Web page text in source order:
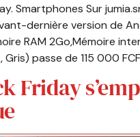
Smartphones Sur
dernière version de
RAM 2Go,Mémoire
Gris) passe de 115 000
Friday